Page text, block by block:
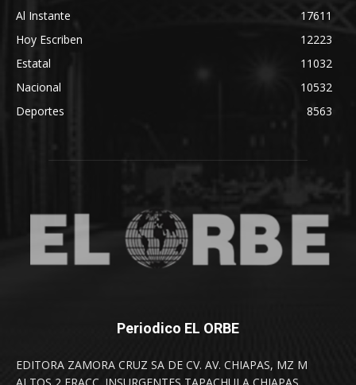
Al Instante
17611
Hoy Escriben
12223
Estatal
11032
Nacional
10532
Deportes
8563
Periodico EL ORBE
EDITORA ZAMORA CRUZ SA DE CV. AV. CHIAPAS, MZ M